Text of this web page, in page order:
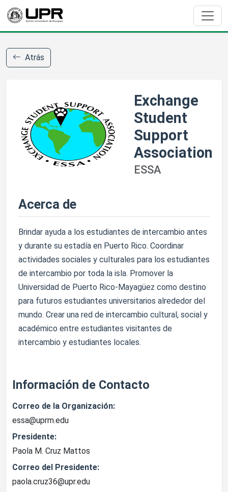
Atrás
Exchange
Student
Support
Association
ESSA
Acerca de
Brindar ayuda a los estudiantes de intercambio antes
y durante su estadía en Puerto Rico. Coordinar
actividades sociales y culturales para los estudiantes
de intercambio por toda la isla. Promover la
Universidad de Puerto Rico-Mayagüez como destino
para futuros estudiantes universitarios alrededor del
mundo. Crear una red de intercambio cultural, social y
académico entre estudiantes visitantes de
intercambio y estudiantes locales.
Información de Contacto
Correo de la Organización:
essa@uprm.edu
Presidente:
Paola M. Cruz Mattos
Correo del Presidente:
paola.cruz36@upr.edu